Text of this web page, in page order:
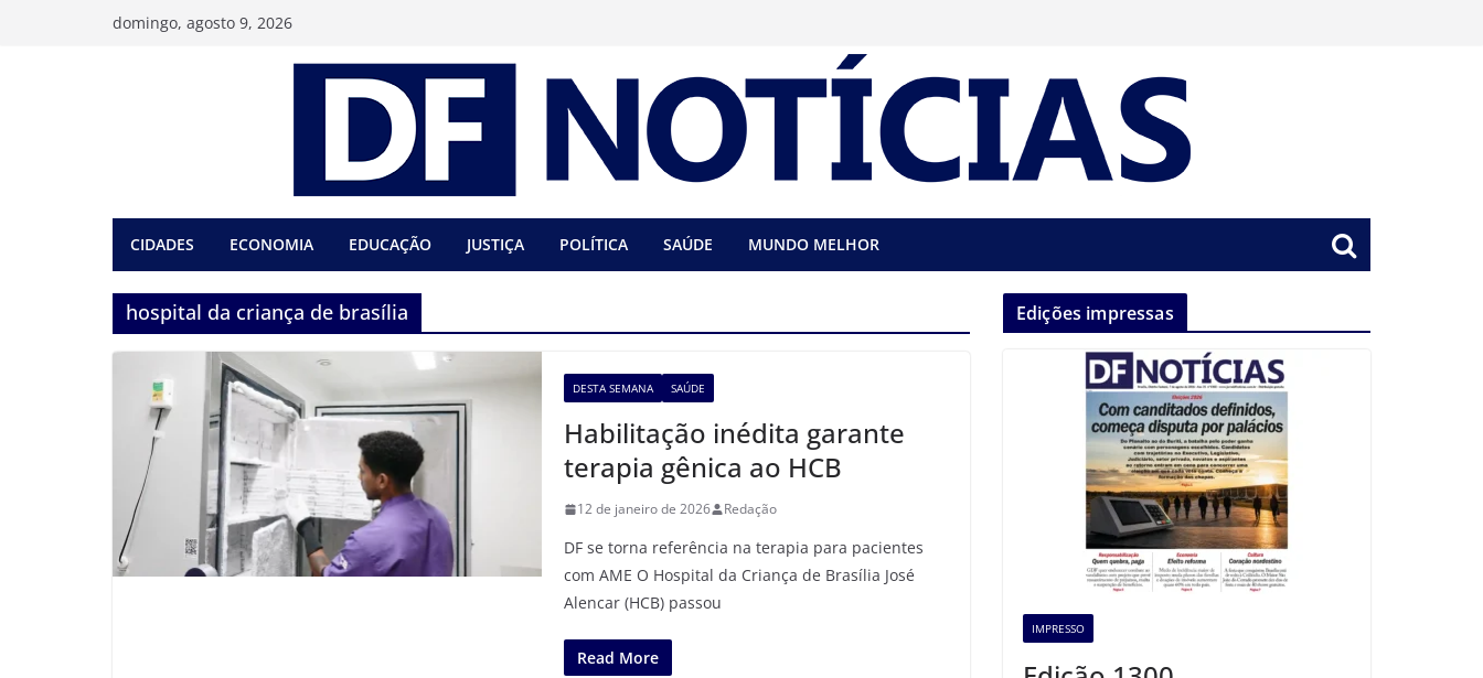
domingo, agosto 9, 2026
CIDADES ECONOMIA EDUCAÇÃO JUSTIÇA POLÍTICA SAÚDE MUNDO MELHOR
hospital da criança de brasília
DESTA SEMANA SAÚDE
Habilitação inédita garante
terapia gênica ao HCB
12 de janeiro de 2026 Redação
DF se torna referência na terapia para pacientes
com AME O Hospital da Criança de Brasília José
Alencar (HCB) passou
Read More
Edições impressas
IMPRESSO